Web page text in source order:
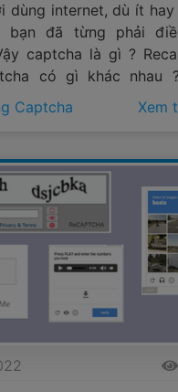
dùng internet, dù ít hay
bạn đã từng phải
captcha là gì ?
có gì khác nhau
tìm
bài viết dưới đây.
Captcha Xem